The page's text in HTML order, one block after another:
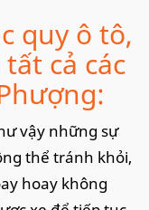
quy ô tô,
cả các
vậy những sự
thể tránh khỏi,
hoay không